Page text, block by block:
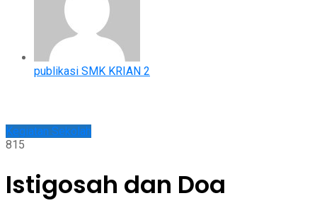
publikasi SMK KRIAN 2
Kegiatan Sekolah
815
Istigosah dan Doa